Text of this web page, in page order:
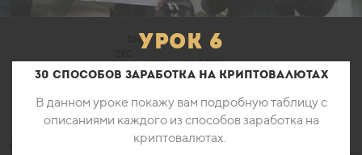
урок 6
30 способов заработка на криптовалютах
В данном уроке покажу вам подробную таблицу с
описаниями каждого из способов заработка на
криптовалютах.